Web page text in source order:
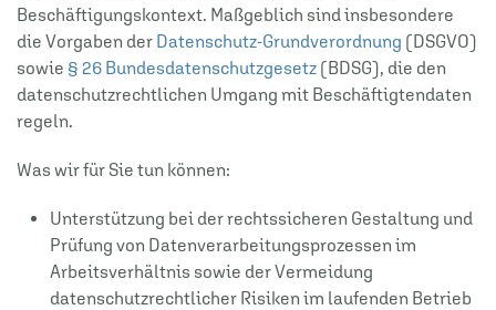
Beschäftigungskontext. Maßgeblich sind insbesondere
die Vorgaben der Datenschutz-Grundverordnung (DSGVO)
sowie § 26 Bundesdatenschutzgesetz (BDSG), die den
datenschutzrechtlichen Umgang mit Beschäftigtendaten
regeln.
Was wir für Sie tun können:
Unterstützung bei der rechtssicheren Gestaltung und
Prüfung von Datenverarbeitungsprozessen im
Arbeitsverhältnis sowie der Vermeidung
datenschutzrechtlicher Risiken im laufenden Betrieb